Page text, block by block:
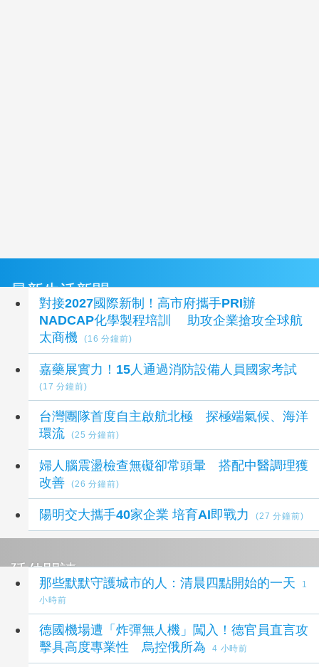
最新生活新聞
對接2027國際新制！高市府攜手PRI辦
NADCAP化學製程培訓 助攻企業搶攻全球航
太商機
(16 分鐘前)
嘉藥展實力！15人通過消防設備人員國家考試
(17 分鐘前)
台灣團隊首度自主啟航北極 探極端氣候、海洋
環流
(25 分鐘前)
婦人腦震盪檢查無礙卻常頭暈 搭配中醫調理獲
改善
(26 分鐘前)
陽明交大攜手40家企業 培育AI即戰力 (27 分鐘前)
延伸閱讀
那些默默守護城市的人：清晨四點開始的一天
1
小時前
德國機場遭「炸彈無人機」闖入！德官員直言攻
擊具高度專業性 烏控俄所為
4 小時前